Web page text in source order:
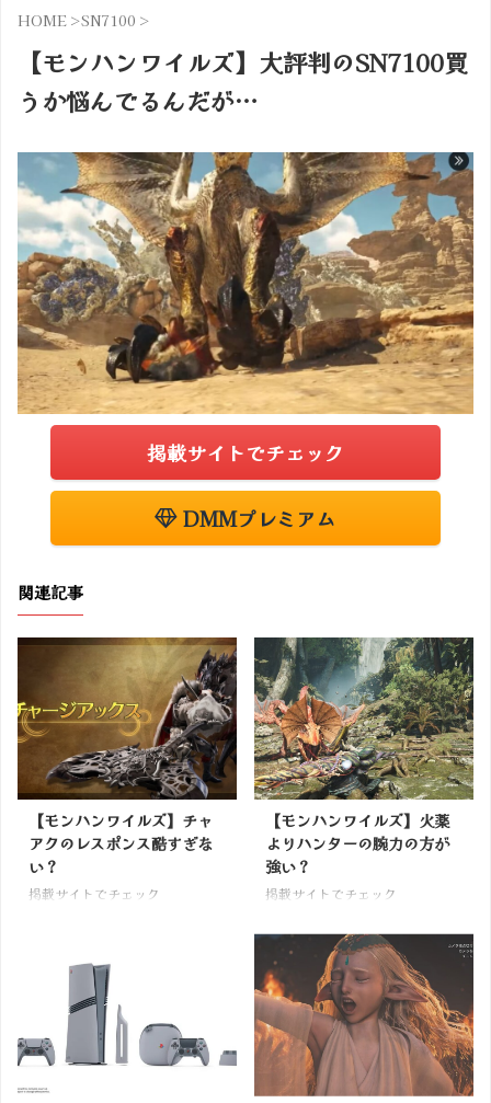
HOME >SN7100 >
【モンハンワイルズ】大評判のSN7100買
うか悩んでるんだが…
掲載サイトでチェック
DMMプレミアム
関連記事
【モンハンワイルズ】チャ
アクのレスポンス酷すぎな
い？
掲載サイトでチェック
【モンハンワイルズ】火薬
よりハンターの腕力の方が
強い？
掲載サイトでチェック